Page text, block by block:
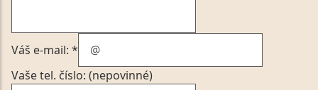
Váš e-mail: *
Vaše tel. číslo: (nepovinné)